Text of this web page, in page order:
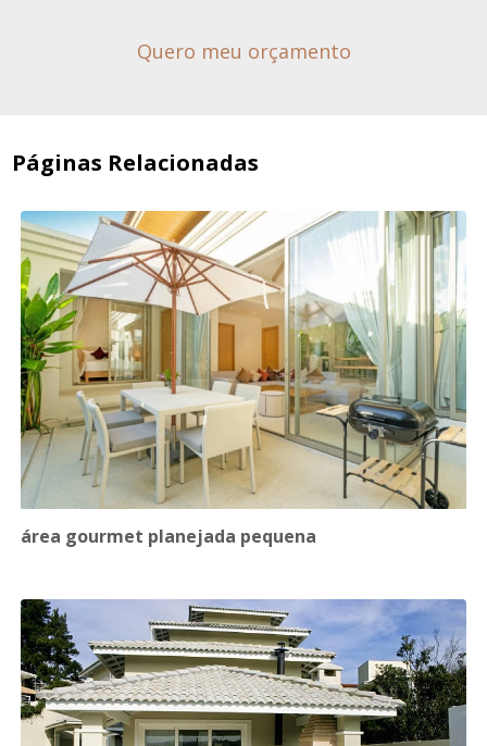
Quero meu orçamento
Páginas Relacionadas
área gourmet planejada pequena